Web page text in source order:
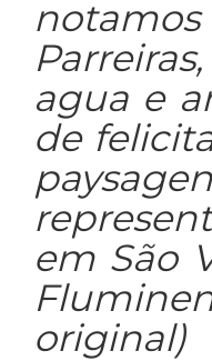
agua e
de
em São
original)